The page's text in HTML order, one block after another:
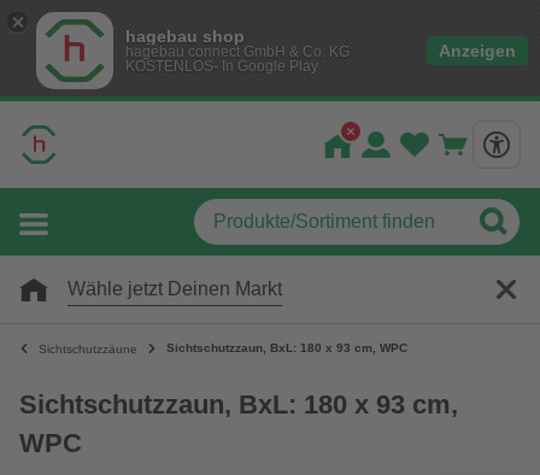
hagebau shop
hagebau connect GmbH & Co. KG
KOSTENLOS- In Google Play
Anzeigen
Wähle jetzt Deinen Markt
Sichtschutzzäune Sichtschutzzaun, BxL: 180 x 93 cm, WPC
Sichtschutzzaun, BxL: 180 x 93 cm,
WPC